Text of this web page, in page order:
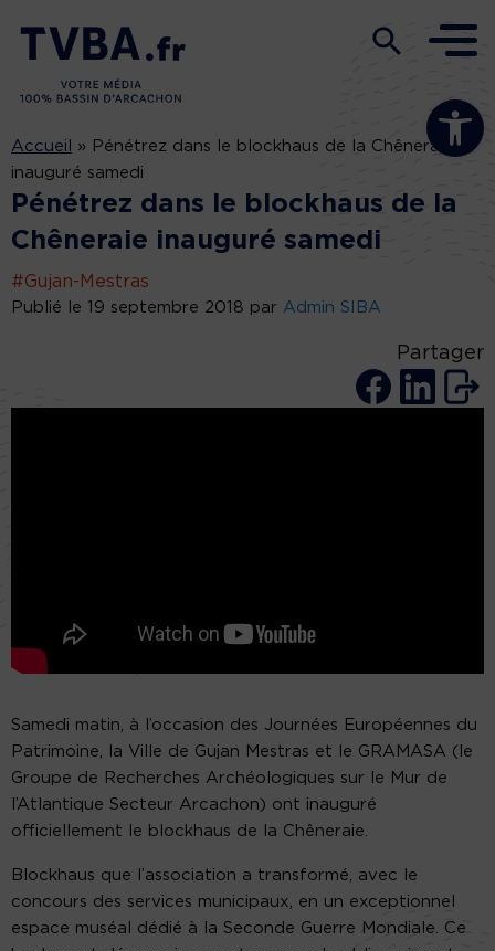
Ouvrir la
Accueil » Pénétrez dans le blockhaus de la Chêneraie
inauguré samedi
Pénétrez dans le blockhaus de la
Chêneraie inauguré samedi
#Gujan-Mestras
Publié le 19 septembre 2018 par Admin SIBA
Partager
Samedi matin, à l’occasion des Journées Européennes du
Patrimoine, la Ville de Gujan Mestras et le GRAMASA (le
Groupe de Recherches Archéologiques sur le Mur de
l’Atlantique Secteur Arcachon) ont inauguré
officiellement le blockhaus de la Chêneraie.
Blockhaus que l’association a transformé, avec le
concours des services municipaux, en un exceptionnel
espace muséal dédié à la Seconde Guerre Mondiale. Ce